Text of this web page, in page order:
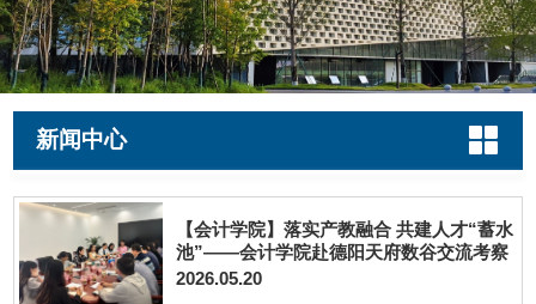
新闻中心
【会计学院】落实产教融合 共建人才“蓄水
池”——会计学院赴德阳天府数谷交流考察
2026.05.20